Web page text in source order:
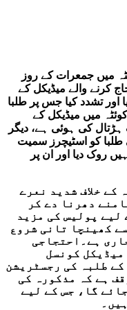
میں جمعرات کے روز
کرنے والے میڈیکل کے
اور تشدد کیا جس پر طلبا
میں میڈیکل کے
ہڑتال کی ہوئی ہے، دیگر
طلبا کو اسٹیچرز سمیت
روک دیا اور ان پر
کے خلاف شدید نعرے
دھرنا دے کر
لیے پولیس کی مزید
کھینچا تانی شروع
ہے۔احتجاجی
کونسل
طلبہ کی رجسٹریشن
ہے کہ مذکورہ کی
گا، جس کے لیے